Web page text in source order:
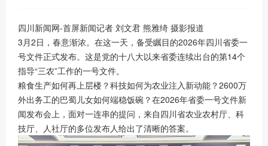
四川新闻网-首屏新闻记者 刘文君 熊雅绮 摄影报道
3月2日，春意渐浓。在这一天，备受瞩目的2026年四川省委一
号文件正式发布。这是党的十八大以来省委连续出台的第14个
指导“三农”工作的一号文件。
粮食生产如何再上层楼？科技如何为农业注入新动能？2600万
外出务工的巴蜀儿女如何端稳饭碗？在2026年省委一号文件新
闻发布会上，面对一连串的提问，来自四川省农业农村厅、科
技厅、人社厅的多位发布人给出了清晰的答案。